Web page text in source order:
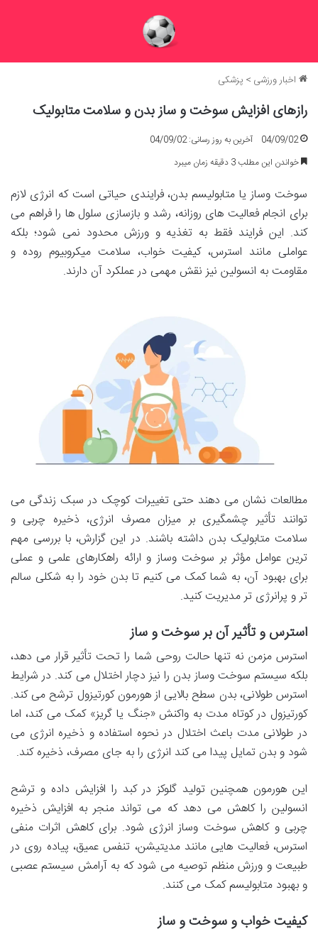
اخبار ورزشی > پزشکی
رازهای افزایش سوخت و ساز بدن و سلامت متابولیک
04/09/02
آخرین به روز رسانی: 04/09/02
خواندن این مطلب 3 دقیقه زمان میبرد
سوخت وساز یا متابولیسم بدن، فرایندی حیاتی است که انرژی لازم
برای انجام فعالیت های روزانه، رشد و بازسازی سلول ها را فراهم می
کند. این فرایند فقط به تغذیه و ورزش محدود نمی شود؛ بلکه
عواملی مانند استرس، کیفیت خواب، سلامت میکروبیوم روده و
مقاومت به انسولین نیز نقش مهمی در عملکرد آن دارند.
مطالعات نشان می دهند حتی تغییرات کوچک در سبک زندگی می
توانند تأثیر چشمگیری بر میزان مصرف انرژی، ذخیره چربی و
سلامت متابولیک بدن داشته باشند. در این گزارش، با بررسی مهم
ترین عوامل مؤثر بر سوخت وساز و ارائه راهکارهای علمی و عملی
برای بهبود آن، به شما کمک می کنیم تا بدن خود را به شکلی سالم
تر و پرانرژی تر مدیریت کنید.
استرس و تأثیر آن بر سوخت و ساز
استرس مزمن نه تنها حالت روحی شما را تحت تأثیر قرار می دهد،
بلکه سیستم سوخت وساز بدن را نیز دچار اختلال می کند. در شرایط
استرس طولانی، بدن سطح بالایی از هورمون کورتیزول ترشح می کند.
کورتیزول در کوتاه مدت به واکنش «جنگ یا گریز» کمک می کند، اما
در طولانی مدت باعث اختلال در نحوه استفاده و ذخیره انرژی می
شود و بدن تمایل پیدا می کند انرژی را به جای مصرف، ذخیره کند.
این هورمون همچنین تولید گلوکز در کبد را افزایش داده و ترشح
انسولین را کاهش می دهد که می تواند منجر به افزایش ذخیره
چربی و کاهش سوخت وساز انرژی شود. برای کاهش اثرات منفی
استرس، فعالیت هایی مانند مدیتیشن، تنفس عمیق، پیاده روی در
طبیعت و ورزش منظم توصیه می شود که به آرامش سیستم عصبی
و بهبود متابولیسم کمک می کنند.
کیفیت خواب و سوخت و ساز